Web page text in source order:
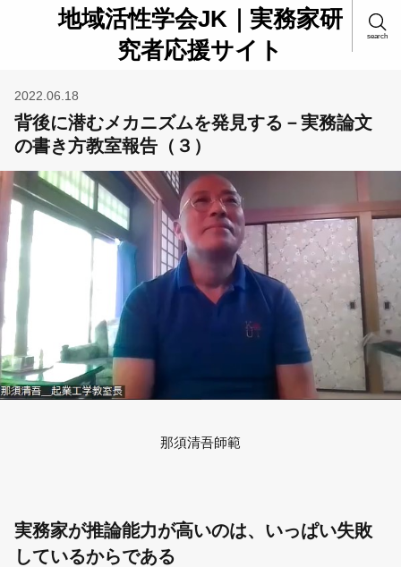
地域活性学会JK｜実務家研
究者応援サイト
search
2022.06.18
背後に潜むメカニズムを発見する－実務論文
の書き方教室報告（３）
那須清吾師範
実務家が推論能力が高いのは、いっぱい失敗
しているからである